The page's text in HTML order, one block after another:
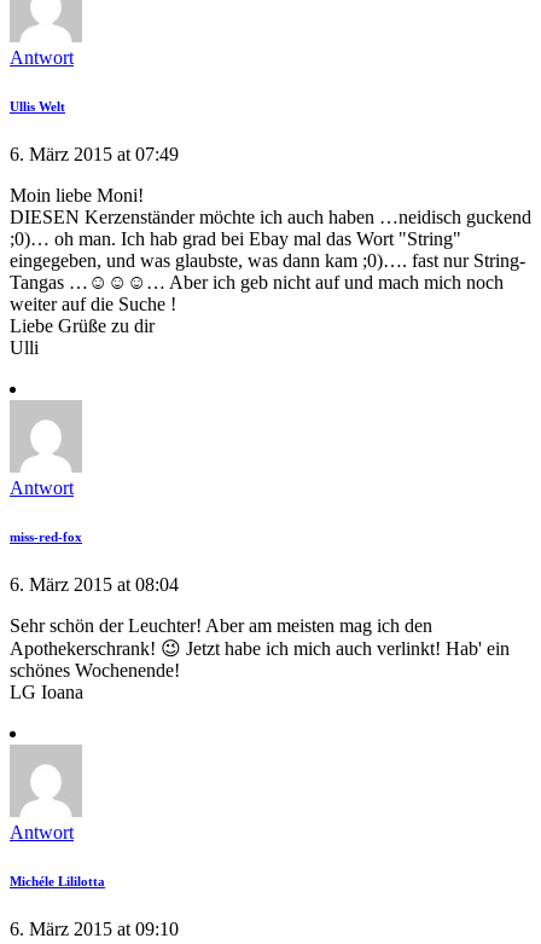
Antwort
Ullis Welt
6. März 2015 at 07:49
Moin liebe Moni!
DIESEN Kerzenständer möchte ich auch haben …neidisch guckend
;0)… oh man. Ich hab grad bei Ebay mal das Wort "String"
eingegeben, und was glaubste, was dann kam ;0)…. fast nur String-
Tangas …☺☺☺… Aber ich geb nicht auf und mach mich noch
weiter auf die Suche !
Liebe Grüße zu dir
Ulli
Antwort
miss-red-fox
6. März 2015 at 08:04
Sehr schön der Leuchter! Aber am meisten mag ich den
Apothekerschrank! 😉 Jetzt habe ich mich auch verlinkt! Hab' ein
schönes Wochenende!
LG Ioana
Antwort
Michéle Lililotta
6. März 2015 at 09:10